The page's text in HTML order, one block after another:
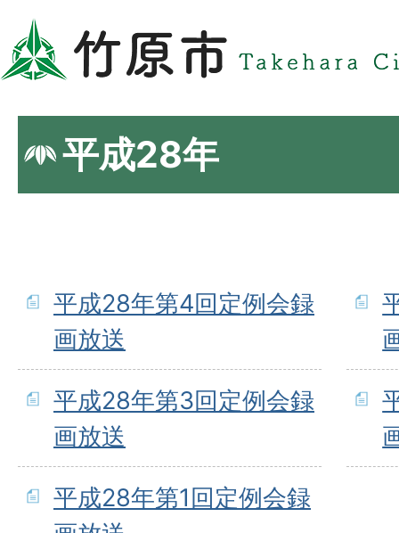
平成28年
平成28年第4回定例会録
画放送
平成28年第3回定例会録
画放送
平成28年第1回定例会録